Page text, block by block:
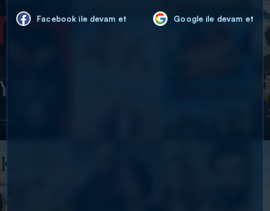
Facebook ile devam et Google ile devam et